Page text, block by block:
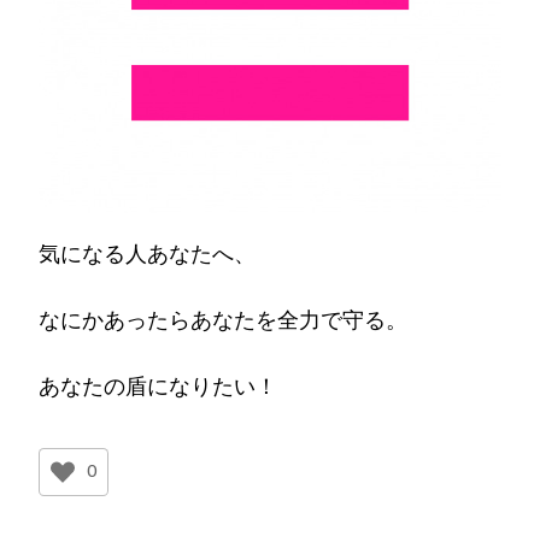
気になる人あなたへ、
なにかあったらあなたを全力で守る。
あなたの盾になりたい！
0